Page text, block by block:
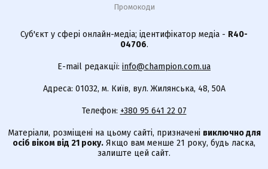
Промокоди
Суб'єкт у сфері онлайн-медіа; ідентифікатор медіа - R40-
04706.
E-mail редакції: info@champion.com.ua
Адреса: 01032, м. Київ, вул. Жилянська, 48, 50А
Телефон: +380 95 641 22 07
Матеріали, розміщені на цьому сайті, призначені виключно для
осіб віком від 21 року. Якщо вам менше 21 року, будь ласка,
залиште цей сайт.